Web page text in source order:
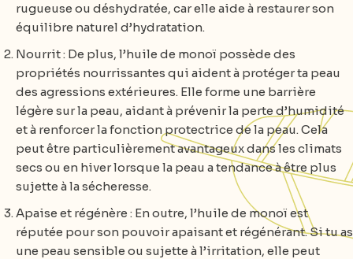
rugueuse ou déshydratée, car elle aide à restaurer son
équilibre naturel d’hydratation.
Nourrit : De plus, l’huile de monoï possède des
propriétés nourrissantes qui aident à protéger ta peau
des agressions extérieures. Elle forme une barrière
légère sur la peau, aidant à prévenir la perte d’humidité
et à renforcer la fonction protectrice de la peau. Cela
peut être particulièrement avantageux dans les climats
secs ou en hiver lorsque la peau a tendance à être plus
sujette à la sécheresse.
Apaise et régénère : En outre, l’huile de monoï est
réputée pour son pouvoir apaisant et régénérant. Si tu as
une peau sensible ou sujette à l’irritation, elle peut